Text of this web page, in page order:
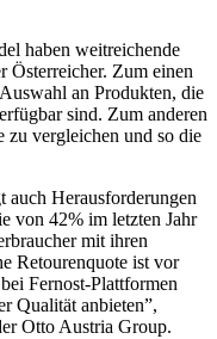
haben weitreichende
Österreicher. Zum einen
an Produkten, die
sind. Zum anderen
zu vergleichen und so die
auch Herausforderungen
von 42% im letzten Jahr
mit ihren
Retourenquote ist vor
Fernost-Plattformen
Qualität anbieten”,
Otto Austria Group.